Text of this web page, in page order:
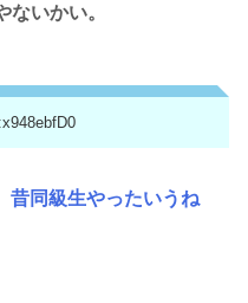
ないかい。
昔同級生やったいうね